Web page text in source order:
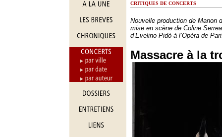
CRITIQUES DE CONCERTS
Nouvelle production de Manon
mise en scène de Coline
d’Evelino Pidò à l’Opéra de
Massacre à la